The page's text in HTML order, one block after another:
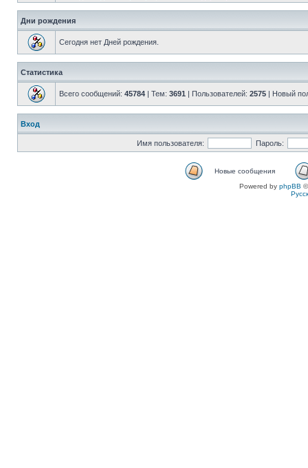
Дни рождения
Сегодня нет Дней рождения.
Статистика
Всего сообщений: 45784 | Тем: 3691 | Пользователей: 2575 | Новый
Вход
Имя пользователя: Пароль:
Новые сообщения
Powered by phpBB